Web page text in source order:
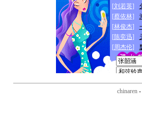
chinaren -